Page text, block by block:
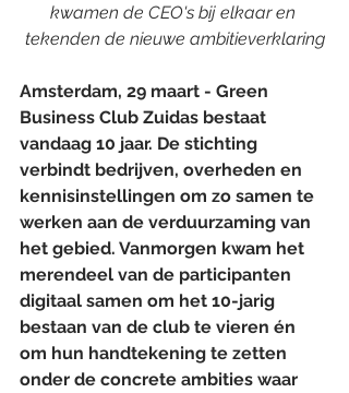
kwamen de CEO's bij elkaar en
tekenden de nieuwe ambitieverklaring
Amsterdam, 29 maart - Green
Business Club Zuidas bestaat
vandaag 10 jaar. De stichting
verbindt bedrijven, overheden en
kennisinstellingen om zo samen te
werken aan de verduurzaming van
het gebied. Vanmorgen kwam het
merendeel van de participanten
digitaal samen om het 10-jarig
bestaan van de club te vieren én
om hun handtekening te zetten
onder de concrete ambities waar